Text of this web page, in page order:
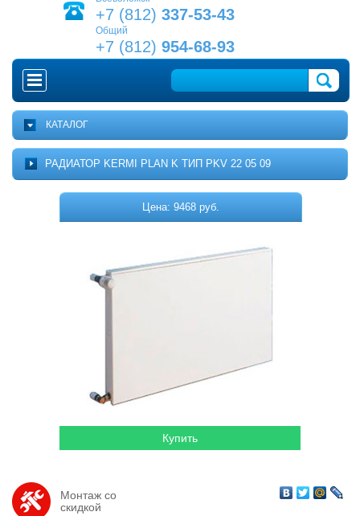
+7 (812) 337-53-43
Общий
+7 (812) 954-68-93
ГЛАВНАЯ
О ПРОЕКТЕ
ДОСТАВКА
КОНТАКТЫ
КАТАЛОГ
Комплектующие для котельных
РАДИАТОР KERMI PLAN K ТИП PKV 22 05 09
Цена: 9468 руб.
Монтаж со
скидкой